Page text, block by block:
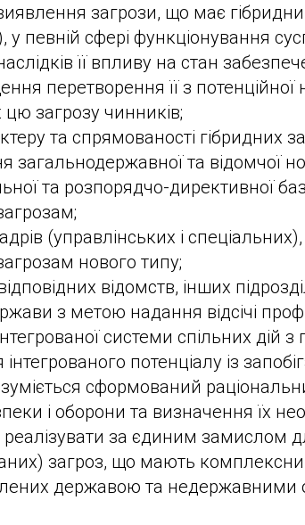
загрози, що має
у певній сфері функціонування
її впливу на стан
перетворення її з потенційної
загрозу чинників;
та спрямованості гібридних
загальнодержавної та відомчої
та розпорядчо-директивної
(управлінських і спеціальних),
нового типу;
відомств, інших
з метою надання відсічі
системи спільних дій з
потенціалу із
сформований
і оборони та визначення їх
реалізувати за єдиним замислом
загроз, що мають
державою та недержавними